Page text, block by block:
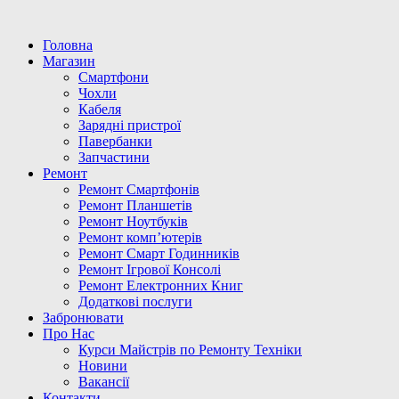
Головна
Магазин
Смартфони
Чохли
Кабеля
Зарядні пристрої
Павербанки
Запчастини
Ремонт
Ремонт Смартфонів
Ремонт Планшетів
Ремонт Ноутбуків
Ремонт комп’ютерів
Ремонт Смарт Годинників
Ремонт Ігрової Консолі
Ремонт Електронних Книг
Додаткові послуги
Забронювати
Про Нас
Курси Майстрів по Ремонту Техніки
Новини
Вакансії